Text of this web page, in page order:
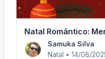
Natal Romântico:
Samuka Silva
Natal • 14/08/